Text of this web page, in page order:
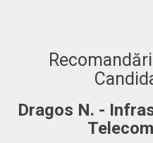
Dragos N. -